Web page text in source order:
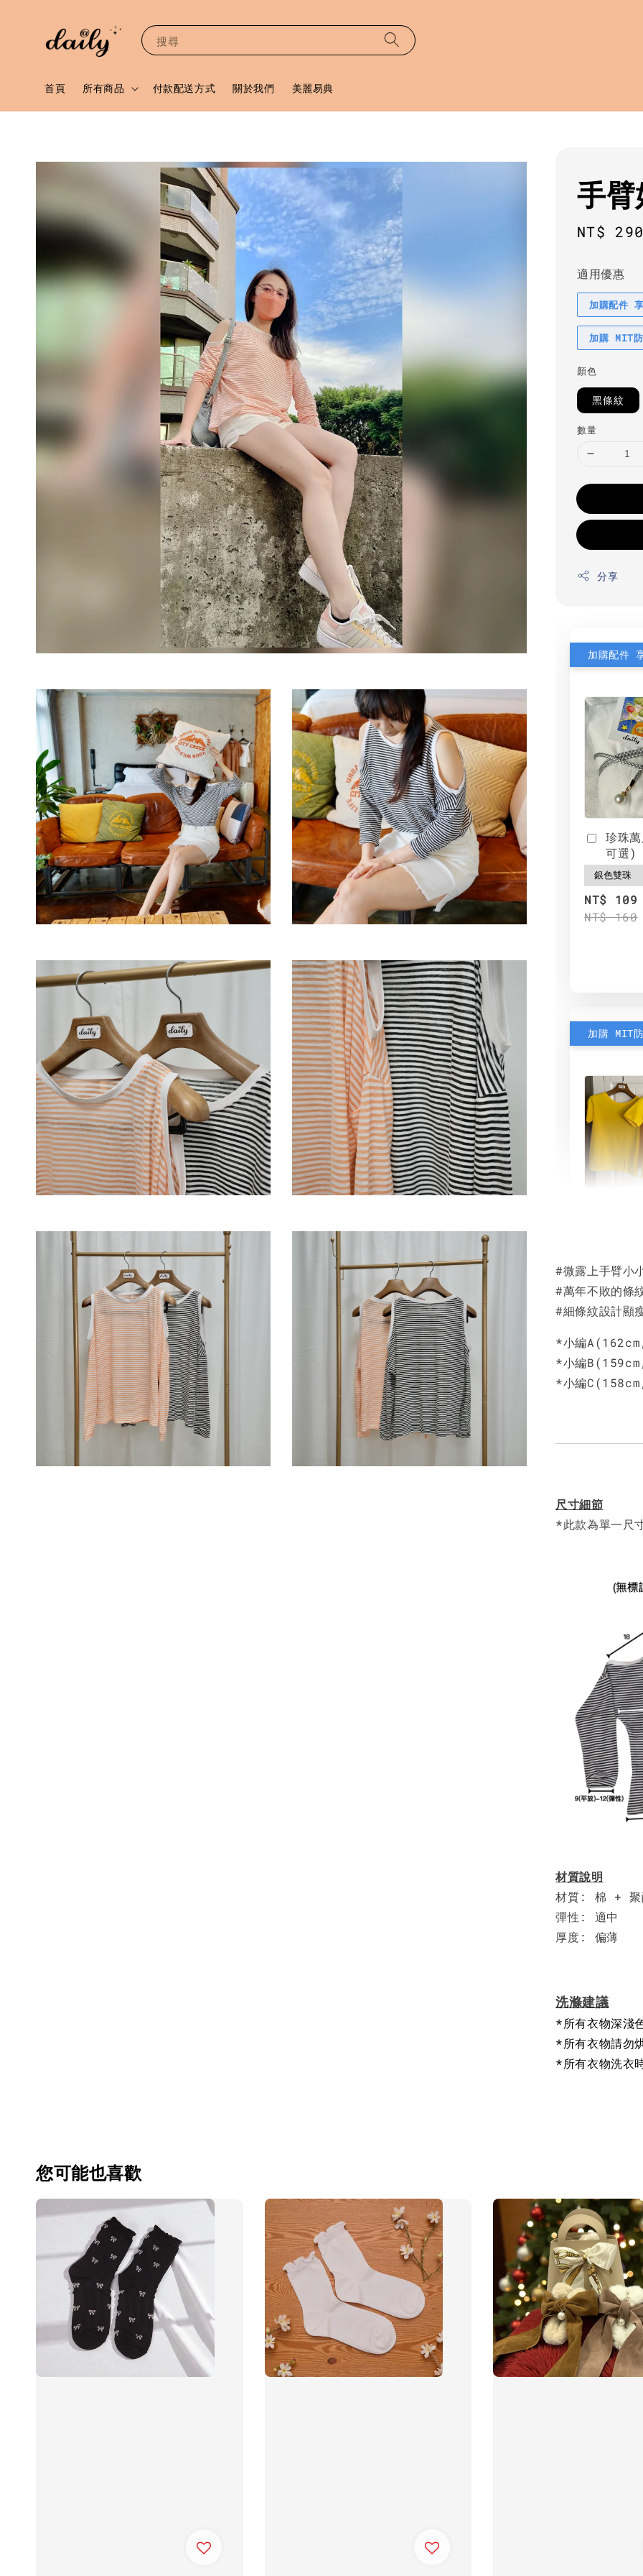
搜尋
首頁 所有商品 付款配送方式 關於我們 美麗易典
手
Sale
NT$
適用優惠
加購配件
加購 MIT
顏色
黑條紋
數量
分享
加購配件
珍珠
可選)
NT$ 109
NT$ 160
加購 MIT
NT$ 190
NT$ 450
#微露上手臂小
#萬年不敗的條
#細條紋設計顯
*小編
*小編
*小編
尺寸細節
*此款為單一
材質說明
材質: 棉 + 聚
彈性: 適中
厚度: 偏薄
洗滌建議
*所有衣物深淺
*所有衣物請勿
*所有衣物洗衣
您可能也喜歡